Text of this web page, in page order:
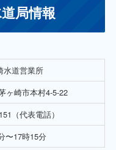
局情報
水道営業所
ヶ崎市本村4-5-22
（代表電話）
〜17時15分